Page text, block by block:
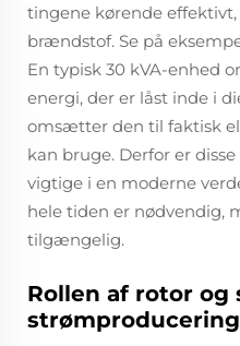
tingene kørende
brændstof. Se på
En typisk 30 kVA-enhed
energi, der er låst inde i
omsætter den til faktisk
kan bruge. Derfor er
vigtige i en moderne
hele tiden er nødvendig,
tilgængelig.
Rollen af rotor og
strømproducering